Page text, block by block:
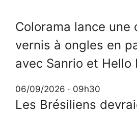
Colorama lance une
vernis à ongles en
avec Sanrio et Hello
06/09/2026 · 09h30
Les Brésiliens